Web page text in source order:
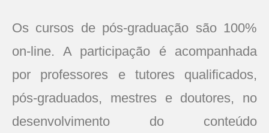
Os cursos de pós-graduação são 100%
on-line. A participação é acompanhada
por professores e tutores qualificados,
pós-graduados, mestres e doutores, no
desenvolvimento do conteúdo